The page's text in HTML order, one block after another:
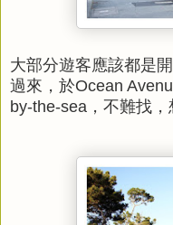
大部分遊客應該都是
過來，於Ocean
by-the-sea，不難找